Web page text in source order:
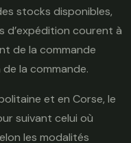
stocks disponibles,
d’expédition courent à
de la commande
la commande.
et en Corse, le
suivant celui où
les modalités